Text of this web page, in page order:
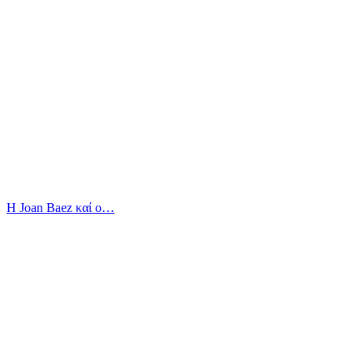
Η Joan Baez καί ο…